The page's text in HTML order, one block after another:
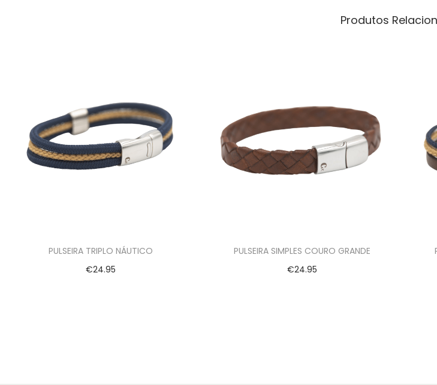
Produtos
PULSEIRA TRIPLO NÁUTICO
€24.95
PULSEIRA SIMPLES COURO GRANDE
€24.95